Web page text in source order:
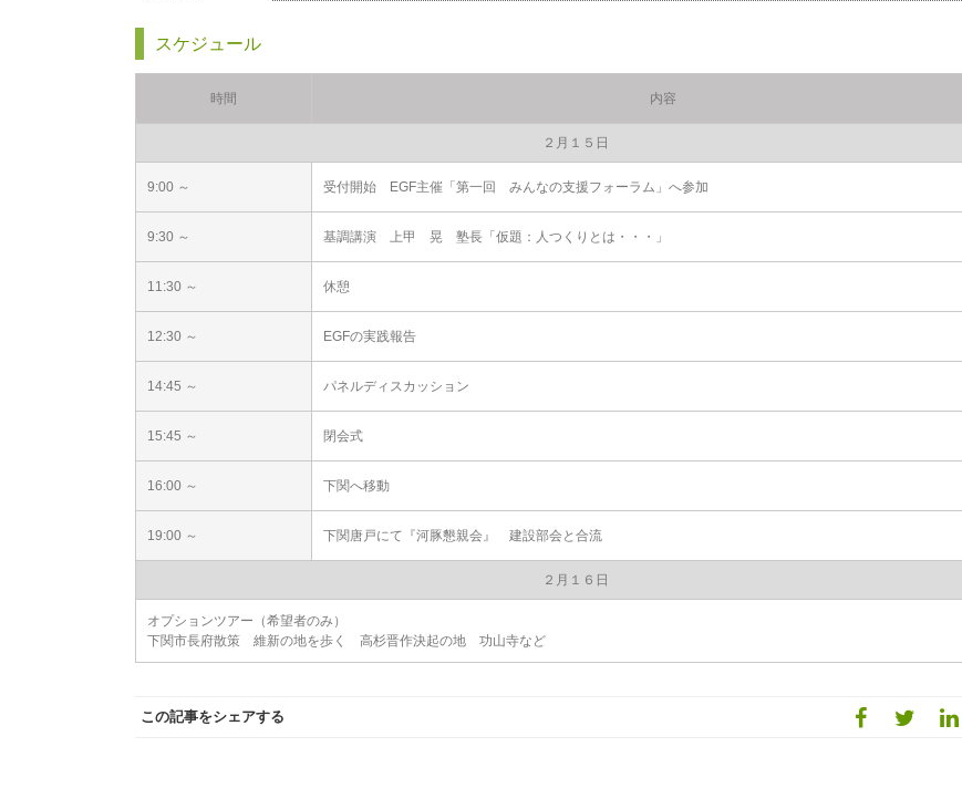
スケジュール
時間 内容
２月１５日
9:00 ～ 受付開始 EGF主催「第一回 みんなの支援フォーラム」へ参加
9:30 ～ 基調講演 上甲 晃 塾長「仮題：人つくりとは・・・」
11:30 ～ 休憩
12:30 ～ EGFの実践報告
14:45 ～ パネルディスカッション
15:45 ～ 閉会式
16:00 ～ 下関へ移動
19:00 ～ 下関唐戸にて『河豚懇親会』 建設部会と合流
２月１６日
オプションツアー（希望者のみ）
下関市長府散策 維新の地を歩く 高杉晋作決起の地 功山寺など
この記事をシェアする